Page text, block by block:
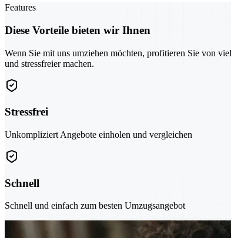
Features
Diese Vorteile bieten wir Ihnen
Wenn Sie mit uns umziehen möchten, profitieren Sie von
und stressfreier machen.
Stressfrei
Unkompliziert Angebote einholen und vergleichen
Schnell
Schnell und einfach zum besten Umzugsangebot